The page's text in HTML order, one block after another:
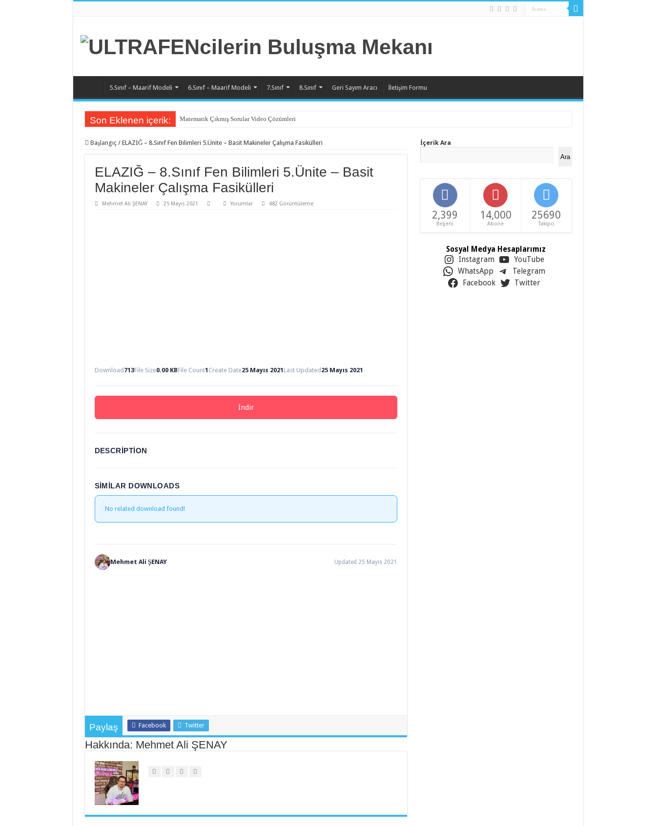
5.Sınıf – Maarif Modeli 6.Sınıf – Maarif Modeli 7.Sınıf 8.Sınıf Geri Sayım Aracı İletişim Formu
Son Eklenen içerik: Matematik Çıkmış Sorular Video Çözümleri
Başlangıç / ELAZIĞ – 8.Sınıf Fen Bilimleri 5.Ünite – Basit Makineler Çalışma Fasikülleri
ELAZIĞ – 8.Sınıf Fen Bilimleri 5.Ünite – Basit
Makineler Çalışma Fasikülleri
Mehmet Ali ŞENAY 25 Mayıs 2021 Yorumlar 482 Görüntüleme
Download 713File Size0.00 KBFile Count1 Create Date25 Mayıs 2021 Last Updated 25 Mayıs 2021
İndir
DESCRIPTION
SIMILAR DOWNLOADS
No related download found!
Mehmet Ali ŞENAY Updated 25 Mayıs 2021
Paylaş Facebook Twitter
Hakkında: Mehmet Ali ŞENAY
İçerik Ara
Ara
2,399
Beğeni
14,000
Abone
25690
Takipci
Sosyal Medya Hesaplarımız
Instagram
YouTube
WhatsApp
Telegram
Facebook
Twitter